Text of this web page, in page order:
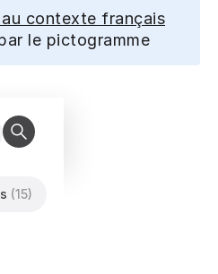
contexte français
le pictogramme
(15)